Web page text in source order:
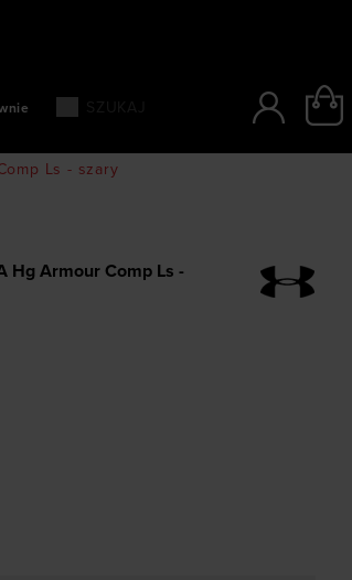
Ls - szary
Hg Armour Comp Ls -